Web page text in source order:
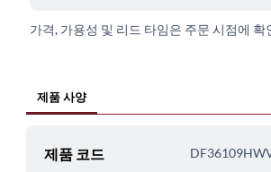
가격, 가용성 및 리드 타임은 주문 시점에 확
제품 사양
제품 코드